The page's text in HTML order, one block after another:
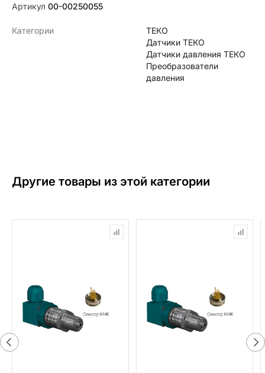
Артикул 00-00250055
Категории
ТЕКО
Датчики ТЕКО
Датчики давления ТЕКО
Преобразователи
давления
Другие товары из этой категории